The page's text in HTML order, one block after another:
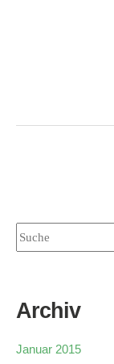
Archiv
Januar 2015